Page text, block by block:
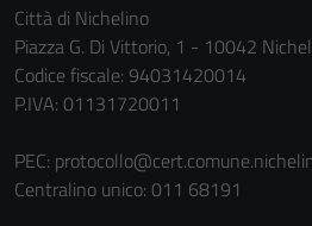
Città di Nichelino
Piazza G. Di Vittorio, 1 - 10042
Codice fiscale: 94031420014
P.IVA: 01131720011
PEC:
Centralino unico: 011 68191